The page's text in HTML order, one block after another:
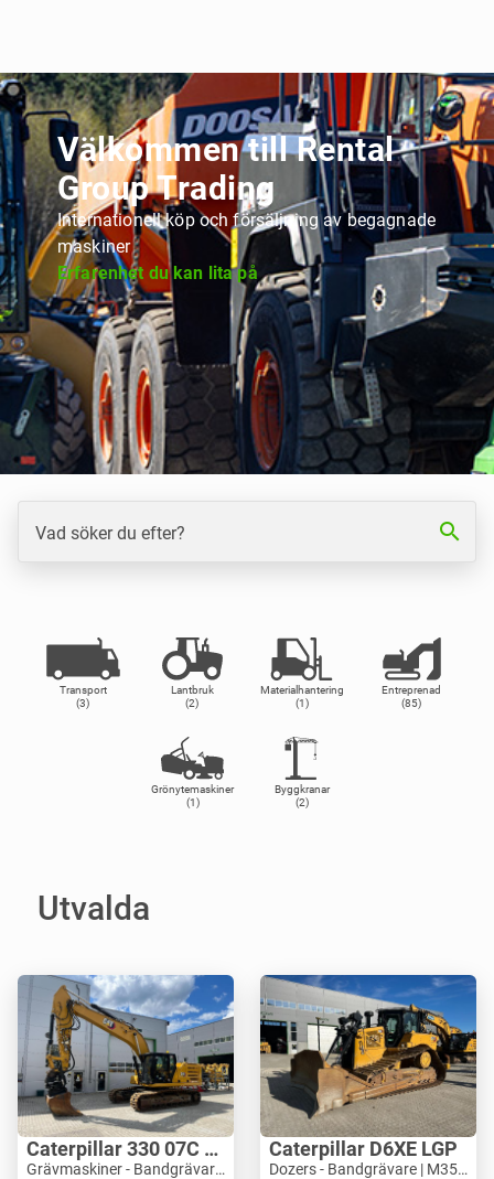
Välkommen till Rental
Group Trading
Internationell köp och försäljning av begagnade
maskiner
Erfarenhet du kan lita på
Vad söker du efter? search
Transport
(3)
Lantbruk
(2)
Materialhantering
(1)
Entreprenad
(85)
Grönytemaskiner
(1)
Byggkranar
(2)
Utvalda
Caterpillar 330 07C Next Gen
Grävmaskiner - Bandgrävare | M816-4487 | 10356
Caterpillar D6XE LGP
Dozers - Bandgrävare | M354-6704 | 35056